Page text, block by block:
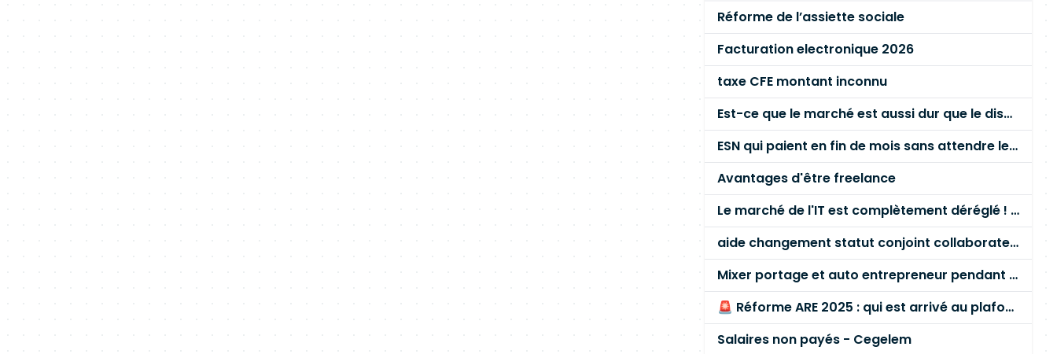
Réforme de l’assiette sociale
Facturation electronique 2026
taxe CFE montant inconnu
Est-ce que le marché est aussi dur que le disent les commerciaux ?
ESN qui paient en fin de mois sans attendre le paiement client ?
Avantages d'être freelance
Le marché de l'IT est complètement déréglé ! STOP à cette mascarade ! Il faut s'unir et résister !
aide changement statut conjoint collaborateur
Mixer portage et auto entrepreneur pendant des années - quel risque ?
🚨 Réforme ARE 2025 : qui est arrivé au plafond des 60 % en gardant son entreprise ?
Salaires non payés - Cegelem